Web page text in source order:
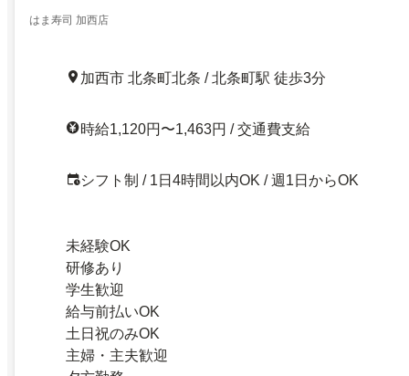
はま寿司 加西店
加西市 北条町北条 / 北条町駅 徒歩3分
時給1,120円〜1,463円 / 交通費支給
シフト制 / 1日4時間以内OK / 週1日からOK
未経験OK
研修あり
学生歓迎
給与前払いOK
土日祝のみOK
主婦・主夫歓迎